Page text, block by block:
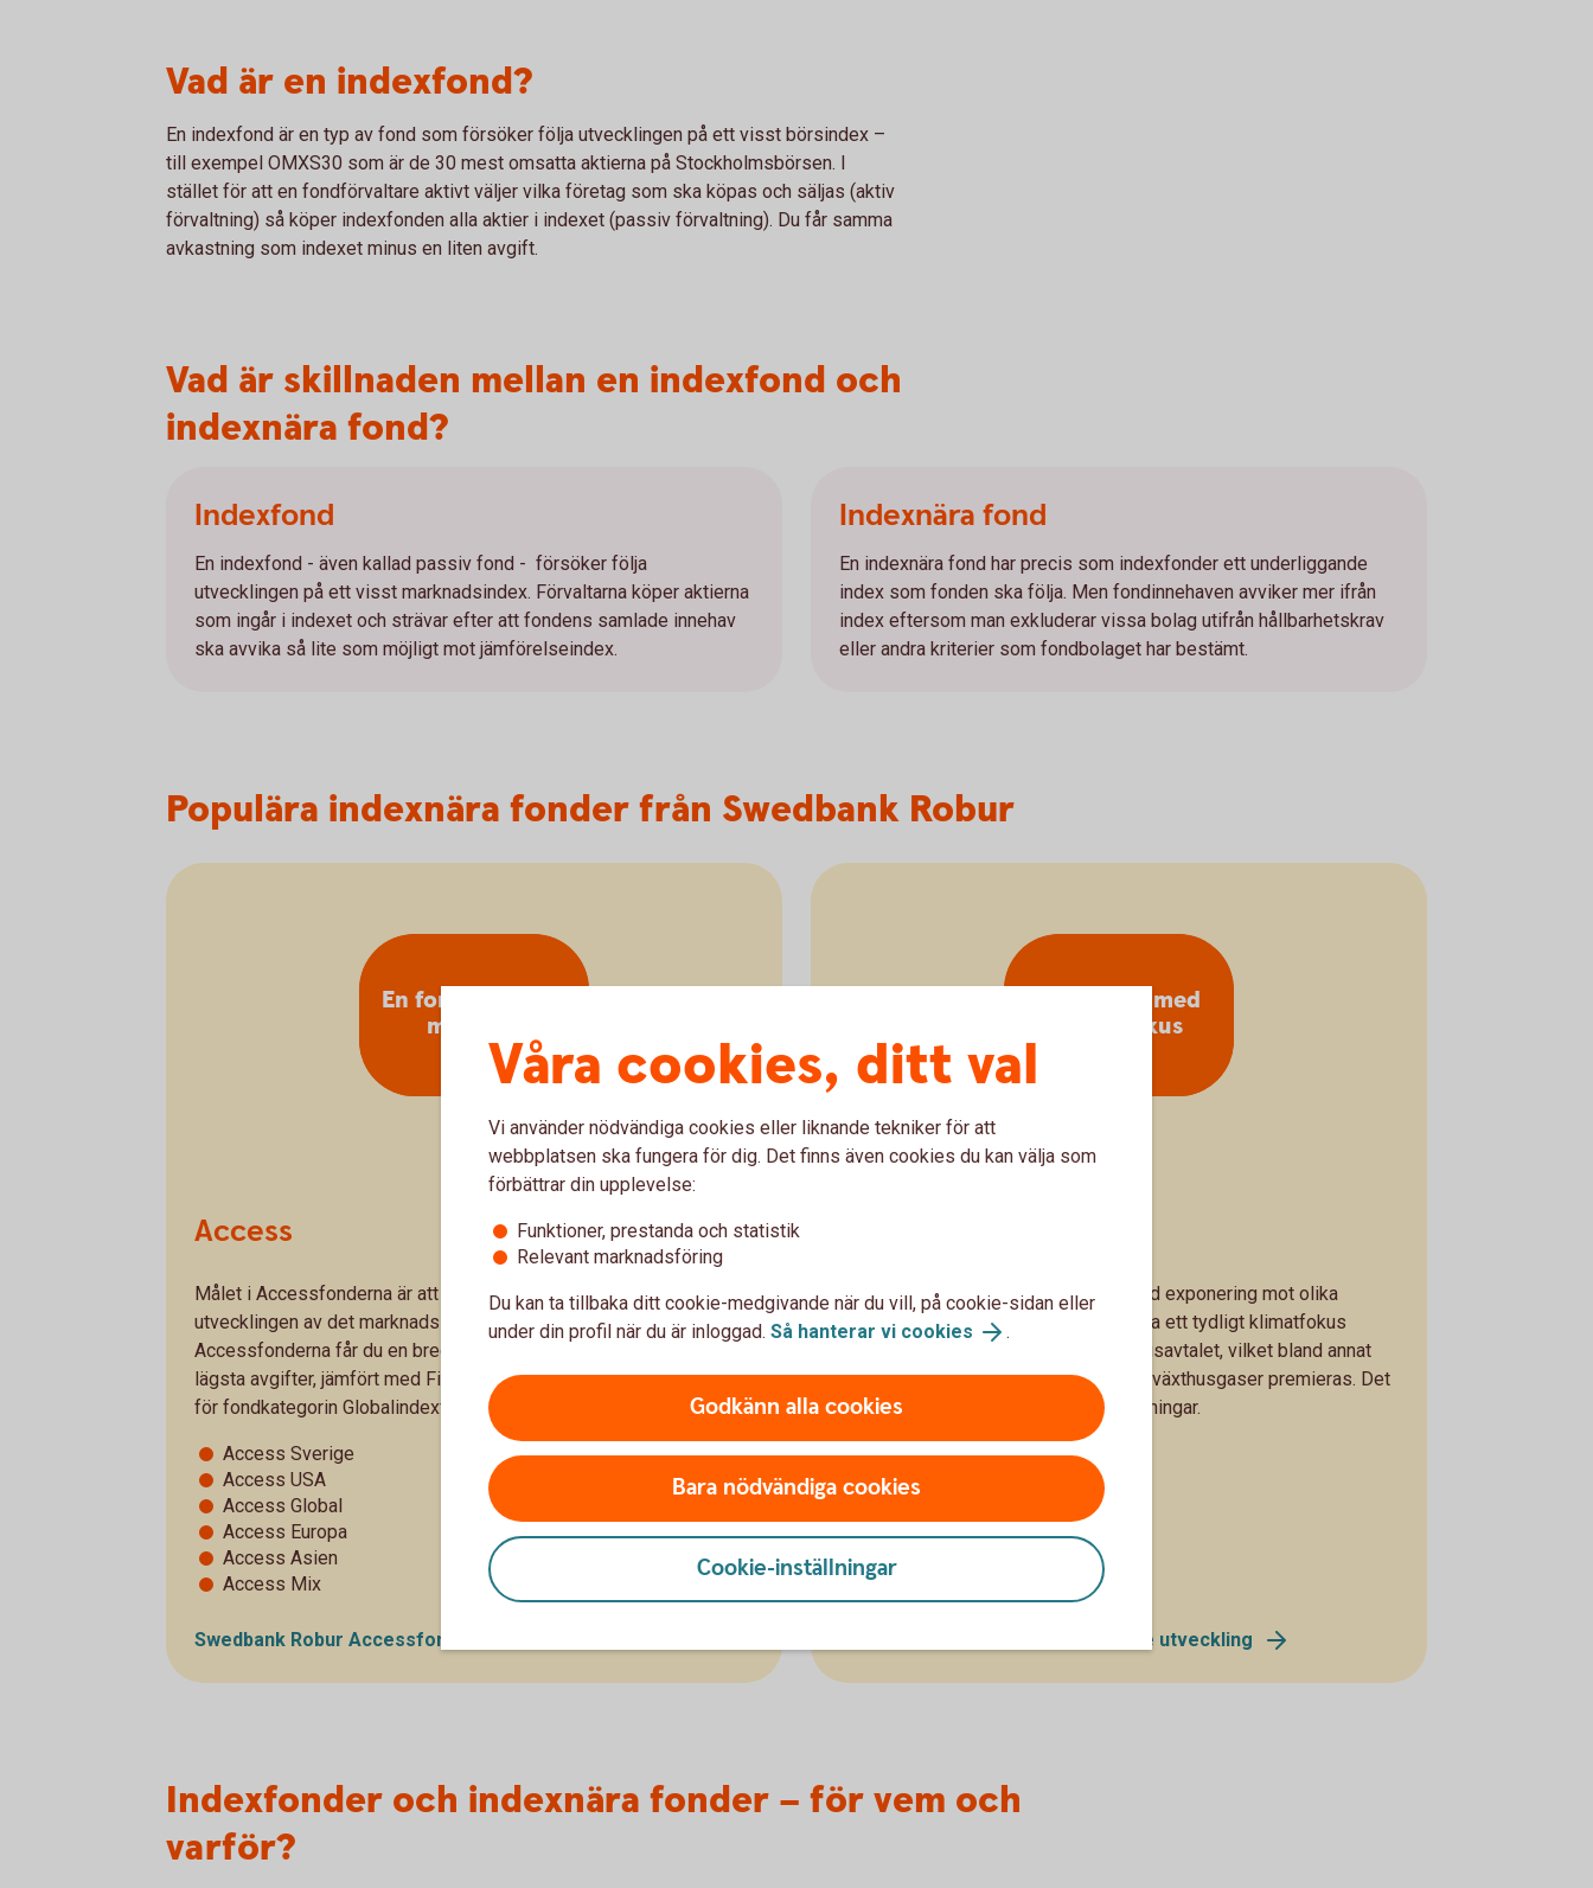
Vad är en indexfond?
En indexfond är en typ av fond som försöker följa utvecklingen på ett visst börsindex –
till exempel OMXS30 som är de 30 mest omsatta aktierna på Stockholmsbörsen. I
stället för att en fondförvaltare aktivt väljer vilka företag som ska köpas och säljas (aktiv
förvaltning) så köper indexfonden alla aktier i indexet (passiv förvaltning). Du får samma
avkastning som indexet minus en liten avgift.
Vad är skillnaden mellan en indexfond och
indexnära fond?
Indexfond
En indexfond - även kallad passiv fond - försöker följa
utvecklingen på ett visst marknadsindex. Förvaltarna köper aktierna
som ingår i indexet och strävar efter att fondens samlade innehav
ska avvika så lite som möjligt mot jämförelseindex.
Indexnära fond
En indexnära fond har precis som indexfonder ett underliggande
index som fonden ska följa. Men fondinnehaven avviker mer ifrån
index eftersom man exkluderar vissa bolag utifrån hållbarhetskrav
eller andra kriterier som fondbolaget har bestämt.
Populära indexnära fonder från Swedbank Robur
Access
Målet i Accessfonderna är att så långt som möjligt efterlikna
utvecklingen av det marknadsindex respektive fond ska följa. Med
Accessfonderna får du en bred exponering till en av marknadens
lägsta avgifter, jämfört med Finansinspektionens medianavgifter
för fondkategorin Globalindexfonder per 2025-05-06.
Access Sverige
Access USA
Access Global
Access Europa
Access Asien
Access Mix
Swedbank Robur Accessfonder – se utveckling
En fond för varje
marknad
Access Edge-fonderna ger dig en bred exponering mot olika
aktiemarknader. Samtidigt har fonderna ett tydligt klimatfokus
genom att de förvaltas i linje med Parisavtalet, vilket bland annat
innebär att bolag med låga utsläpp av växthusgaser premieras. Det
finns sex olika fonder med olika inriktningar.
Access Edge USA
Access Edge Global
Access Edge Japan
Access Edge Sweden
Access Edge Emerging Markets
Swedbank Robur Access Edge – se utveckling
Indexnära med
klimatfokus
Indexfonder och indexnära fonder – för vem och
varför?
Våra cookies, ditt val
Vi använder nödvändiga cookies eller liknande tekniker för att
webbplatsen ska fungera för dig. Det finns även cookies du kan välja som
förbättrar din upplevelse:
Funktioner, prestanda och statistik
Relevant marknadsföring
Du kan ta tillbaka ditt cookie-medgivande när du vill, på cookie-sidan eller
under din profil när du är inloggad. Så hanterar vi cookies .
Godkänn alla cookies
Bara nödvändiga cookies
Cookie-inställningar